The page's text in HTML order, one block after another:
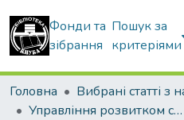
Фонди та
зібрання
Пошук за
критеріями
Головна
Управління розвитком складних систем